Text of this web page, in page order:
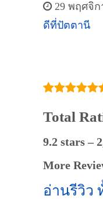
29 พฤศจิก
ดีที่ปัตตานี
Total
9.2 stars –
More
อ่านรีวิว